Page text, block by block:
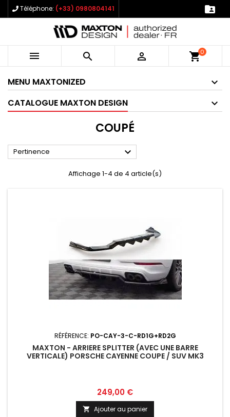
Téléphone: (+33) 0980804141 
   shopping_cart0
MENU MAXTONIZED
CATALOGUE MAXTON DESIGN
COUPÉ
Pertinence 
Affichage 1-4 de 4 article(s)
RÉFÉRENCE: PO-CAY-3-C-RD1G+RD2G
MAXTON - ARRIERE SPLITTER (AVEC UNE BARRE
VERTICALE) PORSCHE CAYENNE COUPE / SUV MK3
Prix
249,00 €
 Ajouter au panier